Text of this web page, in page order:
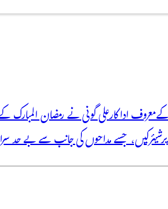
کے معروف اداکار علی گونی نے رمضان
کیں، جسے مداحوں کی جانب سے بے حد